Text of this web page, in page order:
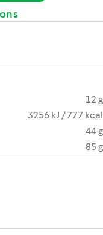
12 g
3256 kJ / 777 kcal
44 g
85 g